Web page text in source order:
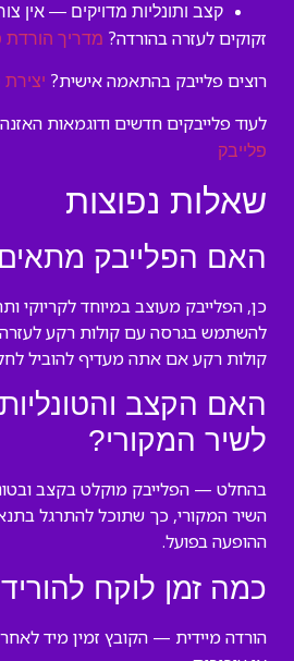
קצב ותונליות מדויקים — אין
זקוקים לעזרה בהורדה? מדריך הורדת
רוצים פלייבק בהתאמה אישית?
לעוד פלייבקים חדשים ודוגמאות
פלייבק
שאלות נפוצות
האם הפלייבק מתאים
כן, הפלייבק מעוצב במיוחד לקריוקי
להשתמש בגרסה עם קולות רקע
קולות רקע אם אתה מעדיף להוביל
האם הקצב
לשיר המקורי?
בהחלט — הפלייבק מוקלט בקצב
השיר המקורי, כך שתוכל להתרגל
ההופעה בפועל.
כמה זמן לוקח
הורדה מיידית — הקובץ זמין מיד